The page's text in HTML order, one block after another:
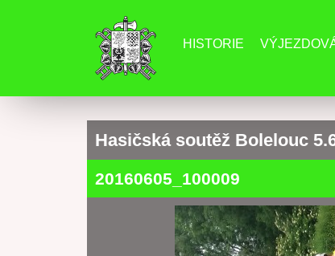
HISTORIE
Hasičská soutěž Bolelouc
20160605_100009